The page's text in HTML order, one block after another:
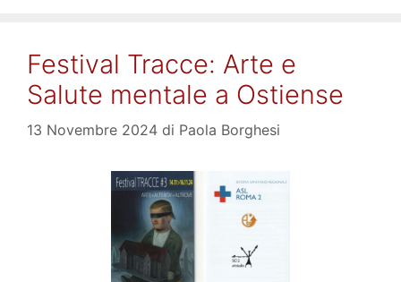
Festival Tracce: Arte e
Salute mentale a Ostiense
13 Novembre 2024 di Paola Borghesi